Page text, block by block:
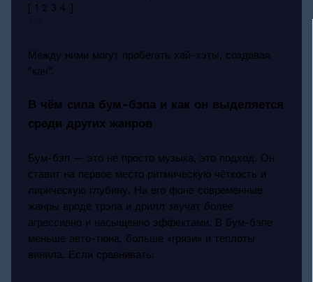
[ 1 2 3 4 ]
```
Между ними могут пробегать хай-хэты, создавая
"кач".
В чём сила бум-бэпа и как он выделяется
среди других жанров
Бум-бэп — это не просто музыка, это подход. Он
ставит на первое место ритмическую чёткость и
лирическую глубину. На его фоне современные
жанры вроде трэпа и дрилл звучат более
агрессивно и насыщенно эффектами. В бум-бэпе
меньше авто-тюна, больше «грязи» и теплоты
винила. Если сравнивать: